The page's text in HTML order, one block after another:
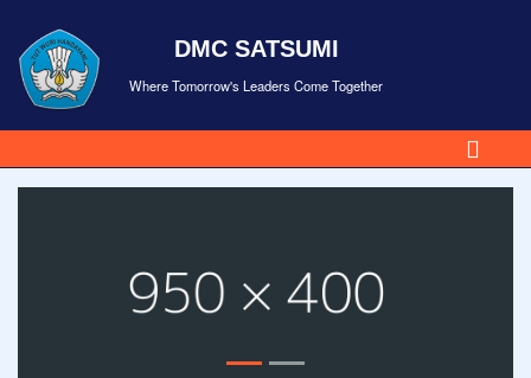
DMC SATSUMI
Where Tomorrow's Leaders Come Together